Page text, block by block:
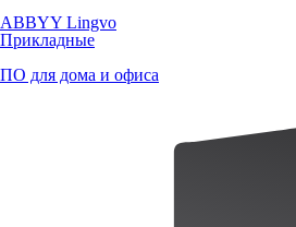
ABBYY Lingvo
Прикладные
ПО для дома и офиса